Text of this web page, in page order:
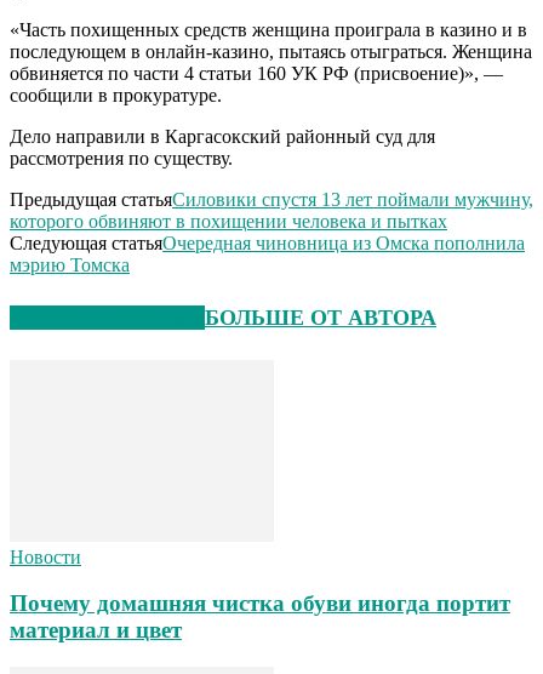
«Часть похищенных средств женщина проиграла в казино и в
последующем в онлайн-казино, пытаясь отыграться. Женщина
обвиняется по части 4 статьи 160 УК РФ (присвоение)», —
сообщили в прокуратуре.
Дело направили в Каргасокский районный суд для
рассмотрения по существу.
Предыдущая статьяСиловики спустя 13 лет поймали мужчину,
которого обвиняют в похищении человека и пытках
Следующая статьяОчередная чиновница из Омска пополнила
мэрию Томска
БОЛЬШЕ ОТ АВТОРА
Новости
Почему домашняя чистка обуви иногда портит
материал и цвет